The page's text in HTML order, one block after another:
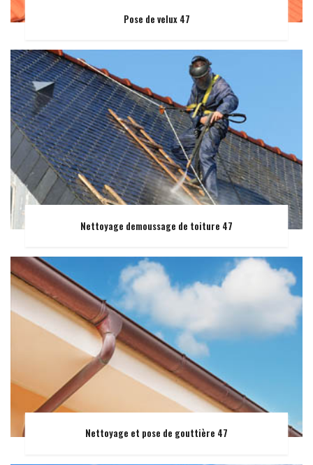
Pose de velux 47
Nettoyage demoussage de toiture 47
Nettoyage et pose de gouttière 47